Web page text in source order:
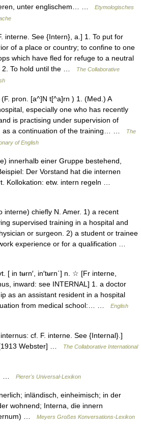
unter englischem… …
Etymologisches
interne. See {Intern}, a.] 1. To put for
of a place or country; to confine to one
which have fled for refuge to a neutral
2. To hold until the …
The Collaborative
pron. [a^]N t[^a]rn ) 1. (Med.) A
especially one who has recently
is practising under supervision of
as a continuation of the training… …
The
of English
innerhalb einer Gruppe bestehend,
Der Vorstand hat die internen
Kollokation: etw. intern regeln …
chiefly N. Amer. 1) a recent
supervised training in a hospital and
or surgeon. 2) a student or trainee
experience or for a qualification …
[ in tʉrn′, in′tʉrn΄] n. ☆ [Fr interne,
inward: see INTERNAL] 1. a doctor
as an assistant resident in a hospital
from medical school:… …
English
cf. F. interne. See {Internal}.]
Webster] …
The Collaborative International
… Pierer's Universal-Lexikon
inländisch, einheimisch; in der
wohnend; Interna, die innern
…
Meyers Großes Konversations-Lexikon